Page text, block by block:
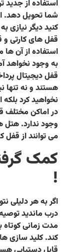
استفاده از جدید
شما تحویل دهد.
کنید دیگر نیازی
قفل های کارتی
استفاده از آن
به وجود نخواهد
قفل دیجیتال
هستند و نه تنها
نخواهید کرد
در اماکن مختلف
وجود ندارد. هتل
می توانند از قفل
کمک
!
اگر به هر دلیلی
درب ماندید
مدت زمانی
کند. کلید سازی